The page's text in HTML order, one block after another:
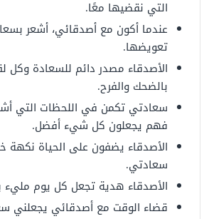
التي نقضيها معًا.
عندما أكون مع أصدقائي، أشعر
تعويضها.
الأصدقاء مصدر دائم للسعادة وكل
بالضحك والفرح.
سعادتي تكمن في اللحظات التي
فهم يجعلون كل شيء أفضل.
الأصدقاء يضفون على الحياة نكهة
سعادتي.
الأصدقاء هدية تجعل كل يوم مليء
قضاء الوقت مع أصدقائي يجعلني